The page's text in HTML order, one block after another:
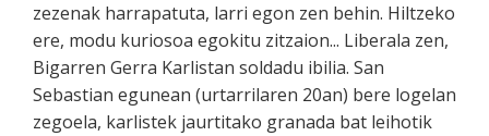
zezenak harrapatuta, larri egon zen behin. Hiltzeko
ere, modu kuriosoa egokitu zitzaion... Liberala zen,
Bigarren Gerra Karlistan soldadu ibilia. San
Sebastian egunean (urtarrilaren 20an) bere logelan
zegoela, karlistek jaurtitako granada bat leihotik